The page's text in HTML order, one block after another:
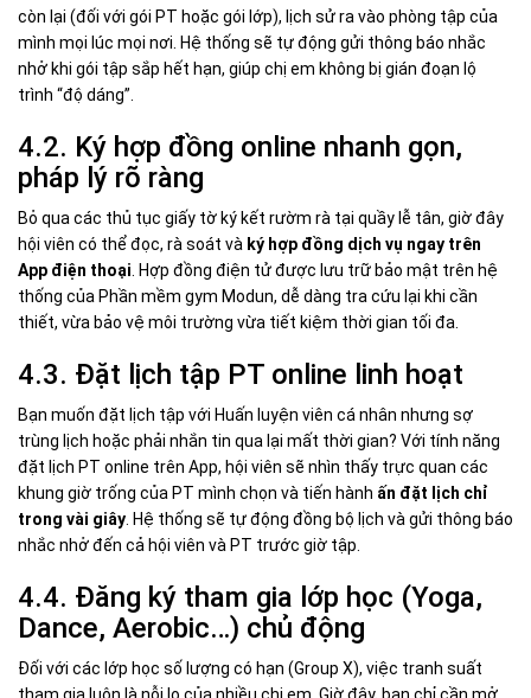
còn lại (đối với gói PT hoặc gói lớp), lịch sử ra vào phòng tập của
mình mọi lúc mọi nơi. Hệ thống sẽ tự động gửi thông báo nhắc
nhở khi gói tập sắp hết hạn, giúp chị em không bị gián đoạn lộ
trình “độ dáng”.
4.2. Ký hợp đồng online nhanh gọn,
pháp lý rõ ràng
Bỏ qua các thủ tục giấy tờ ký kết rườm rà tại quầy lễ tân, giờ đây
hội viên có thể đọc, rà soát và ký hợp đồng dịch vụ ngay trên
App điện thoại. Hợp đồng điện tử được lưu trữ bảo mật trên hệ
thống của Phần mềm gym Modun, dễ dàng tra cứu lại khi cần
thiết, vừa bảo vệ môi trường vừa tiết kiệm thời gian tối đa.
4.3. Đặt lịch tập PT online linh hoạt
Bạn muốn đặt lịch tập với Huấn luyện viên cá nhân nhưng sợ
trùng lịch hoặc phải nhắn tin qua lại mất thời gian? Với tính năng
đặt lịch PT online trên App, hội viên sẽ nhìn thấy trực quan các
khung giờ trống của PT mình chọn và tiến hành ấn đặt lịch chỉ
trong vài giây. Hệ thống sẽ tự động đồng bộ lịch và gửi thông báo
nhắc nhở đến cả hội viên và PT trước giờ tập.
4.4. Đăng ký tham gia lớp học (Yoga,
Dance, Aerobic…) chủ động
Đối với các lớp học số lượng có hạn (Group X), việc tranh suất